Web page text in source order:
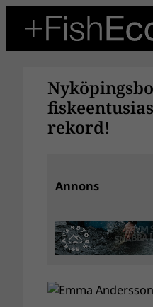
innehåll
rekord!
Annons